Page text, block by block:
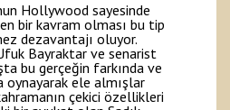
Hollywood sayesinde
bir kavram olması bu tip
dezavantajı oluyor.
Bayraktar ve senarist
bu gerçeğin farkında ve
oynayarak ele almışlar
çekici özellikleri